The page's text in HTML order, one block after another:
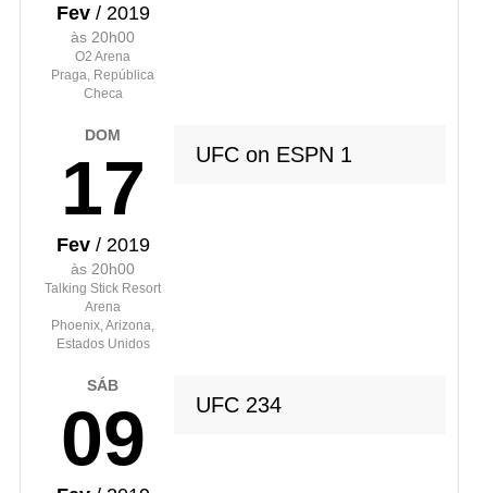
Fev/ 2019
às 20h00
O2 Arena
Praga, República
Checa
DOM
17
Fev/ 2019
às 20h00
Talking Stick Resort
Arena
Phoenix, Arizona,
Estados Unidos
UFC on ESPN 1
SÁB
09 UFC 234